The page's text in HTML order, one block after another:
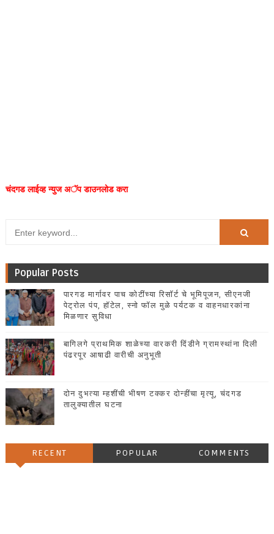
चंदगड लाईव्ह न्युज अॅप डाउनलोड करा
Popular Posts
पारगड मार्गावर पाच कोटींच्या रिसॉर्ट चे भूमिपूजन, सीएनजी
पेट्रोल पंप, हॉटेल, स्नो फॉल मुळे पर्यटक व वाहनधारकांना
मिळणार सुविधा
बागिलगे प्राथमिक शाळेच्या वारकरी दिंडीने ग्रामस्थांना दिली
पंढरपूर आषाढी वारीची अनुभूती
दोन दुभत्या म्हशींची भीषण टक्कर दोन्हींचा मृत्यू, चंदगड
तालुक्यातील घटना
RECENT POPULAR COMMENTS